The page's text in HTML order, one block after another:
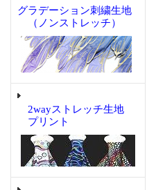
グラデーション刺繍生地
（ノンストレッチ）
2wayストレッチ生地
プリント